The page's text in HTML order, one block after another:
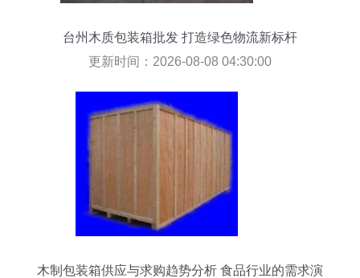
台州木质包装箱批发 打造绿色物流新标杆
更新时间：2026-08-08 04:30:00
木制包装箱供应与求购趋势分析 食品行业的需求演